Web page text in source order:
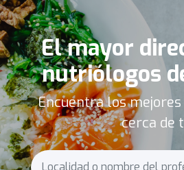
El mayor
nutriólogos
Encuentra los
cerca de